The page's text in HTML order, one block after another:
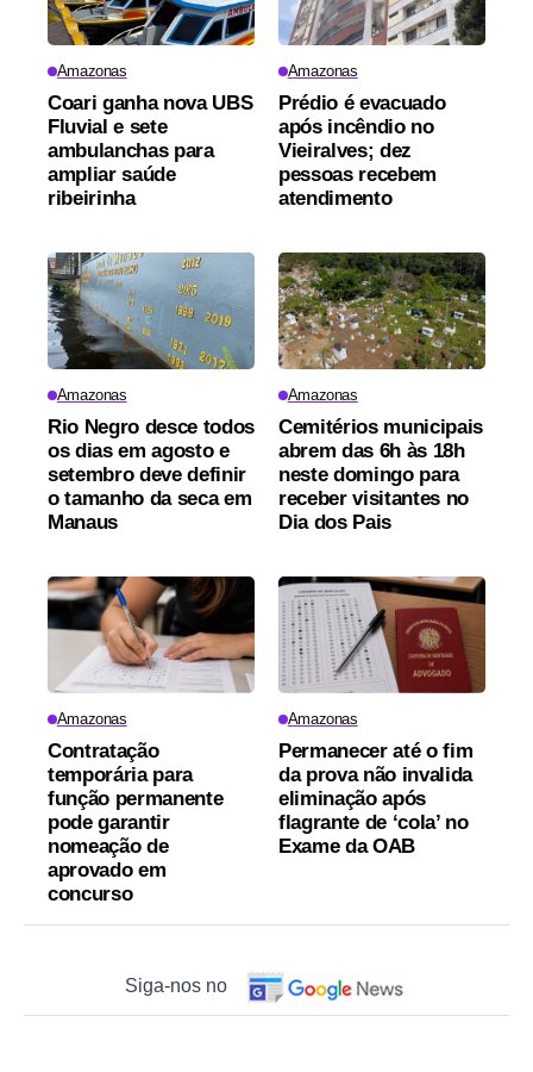
Amazonas
Coari ganha nova UBS
Fluvial e sete
ambulanchas para
ampliar saúde
ribeirinha
Amazonas
Prédio é evacuado
após incêndio no
Vieiralves; dez
pessoas recebem
atendimento
Amazonas
Rio Negro desce todos
os dias em agosto e
setembro deve definir
o tamanho da seca em
Manaus
Amazonas
Cemitérios municipais
abrem das 6h às 18h
neste domingo para
receber visitantes no
Dia dos Pais
Amazonas
Contratação
temporária para
função permanente
pode garantir
nomeação de
aprovado em
concurso
Amazonas
Permanecer até o fim
da prova não invalida
eliminação após
flagrante de ‘cola’ no
Exame da OAB
Siga-nos no